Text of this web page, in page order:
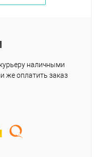
наличными
же оплатить заказ